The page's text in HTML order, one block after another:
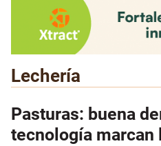
Lechería
Pasturas: buena
tecnología marcan